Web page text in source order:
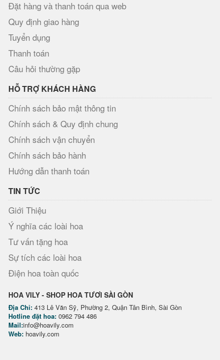
Đặt hàng và thanh toán qua web
Quy định giao hàng
Tuyển dụng
Thanh toán
Câu hỏi thường gặp
HỖ TRỢ KHÁCH HÀNG
Chính sách bảo mật thông tin
Chính sách & Quy định chung
Chính sách vận chuyển
Chính sách bảo hành
Hướng dẫn thanh toán
TIN TỨC
Giới Thiệu
Ý nghĩa các loài hoa
Tư vấn tặng hoa
Sự tích các loài hoa
Điện hoa toàn quốc
HOA VILY - SHOP HOA TƯƠI SÀI GÒN
Địa Chỉ: 413 Lê Văn Sỹ, Phường 2, Quận Tân Bình, Sài Gòn
Hotline đặt hoa: 0962 794 486
Mail:info@hoavily.com
Web: hoavily.com